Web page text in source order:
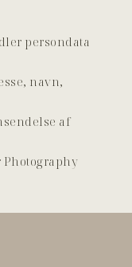
persondata
navn,
af
Photography